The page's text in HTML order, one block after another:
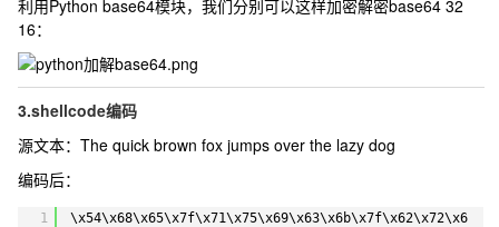
利用Python base64模块，我们分别可以这样加密解密base64 32
16：
3.shellcode编码
源文本：The quick brown fox jumps over the lazy dog
编码后：
1
\x54\x68\x65\x7f\x71\x75\x69\x63\x6b\x7f\x62\x72\x6